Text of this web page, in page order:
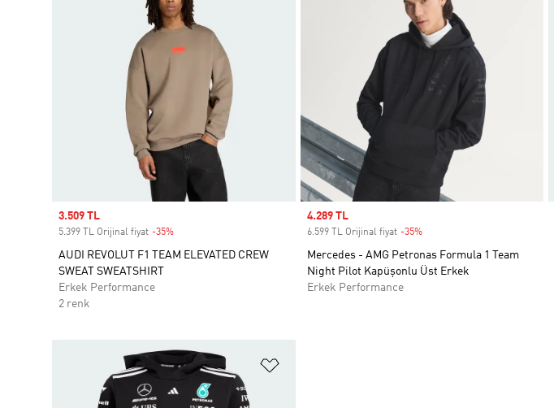
Sale price
3.509 TL
5.399 TL Orijinal fiyat -35%
AUDI REVOLUT F1 TEAM ELEVATED CREW
SWEAT SWEATSHIRT
Erkek Performance
2 renk
Sale price
4.289 TL
6.599 TL Orijinal fiyat -35%Discount
Mercedes - AMG Petronas Formula 1 Team
Night Pilot Kapüşonlu Üst Erkek
Erkek Performance